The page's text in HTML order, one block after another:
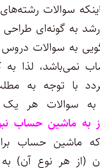
سوالات
به گونه‌ای
به سوالات دروس
نمی‌باشد، لذا به
با توجه به
به سوالات هر یک
به ماشین حساب
که ماشین حساب
(از هر نوع آن) به